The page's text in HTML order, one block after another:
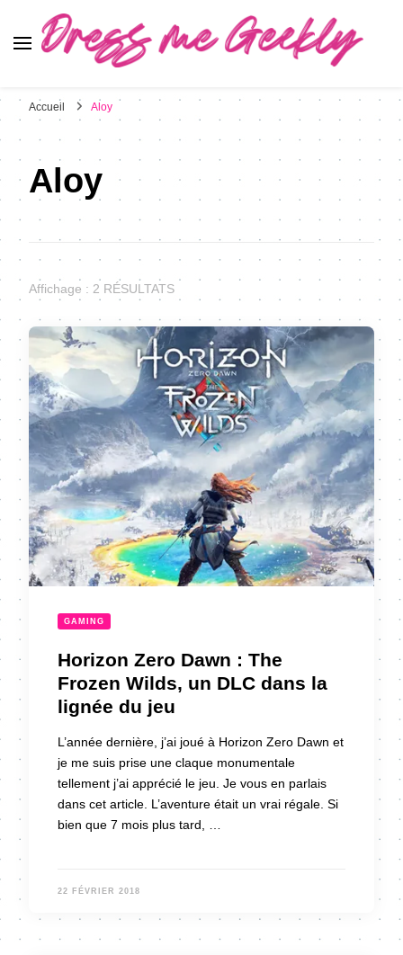
Accueil Aloy
Aloy
Affichage : 2 RÉSULTATS
GAMING
Horizon Zero Dawn : The
Frozen Wilds, un DLC dans la
lignée du jeu
L’année dernière, j’ai joué à Horizon Zero Dawn et
je me suis prise une claque monumentale
tellement j’ai apprécié le jeu. Je vous en parlais
dans cet article. L’aventure était un vrai régale. Si
bien que 7 mois plus tard, …
22 FÉVRIER 2018